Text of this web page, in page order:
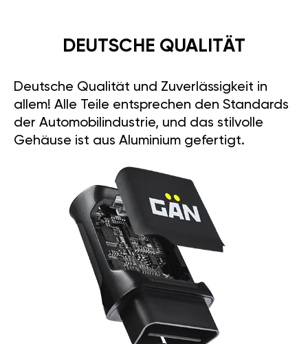
DEUTSCHE QUALITÄT
Deutsche Qualität und Zuverlässigkeit in
allem! Alle Teile entsprechen den Standards
der Automobilindustrie, und das stilvolle
Gehäuse ist aus Aluminium gefertigt.